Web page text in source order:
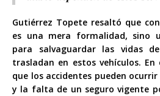
Gutiérrez Topete resaltó que
es una mera formalidad, sino
para salvaguardar las vidas
trasladan en estos vehículos.
que los accidentes pueden
y la falta de un seguro vigente